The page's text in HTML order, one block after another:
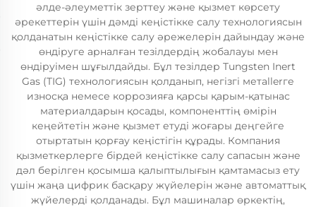
әлде-әлеуметтік зерттеу және қызмет көрсету
әрекеттерін үшін дәмді кеңістікке салу технологиясын
қолданатын кеңістікке салу әрежелерін дайындау және
өндіруге арналған тезілдердің жобалауы мен
өндіруімен шұғылдайды. Бұл тезілдер Tungsten Inert
Gas (TIG) технологиясын қолданып, негізгі метallerге
износқа немесе коррозияға қарсы қарым-қатынас
материалдарын қосады, компоненттің өмірін
кеңейтетін және қызмет етуді жоғары деңгейге
отыртатын қорғау кеңістігін құрады. Компания
қызметкерлерге бірдей кеңістікке салу сапасын және
дәл берілген қосымша қалыптылығын қамтамасыз ету
үшін жаңа цифрик басқару жүйелерін және автоматтық
жүйелерді қолданады. Бұл машиналар өркектің,